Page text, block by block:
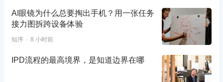
AI眼镜为什么总要掏出手机？用一张任务
接力图拆跨设备体验
知序 8 小时前
IPD流程的最高境界，是知道边界在哪